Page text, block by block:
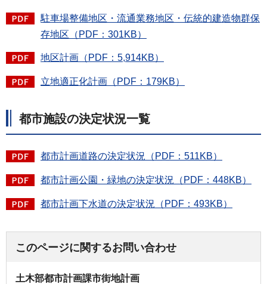
駐車場整備地区・流通業務地区・伝統的建造物群保
存地区（PDF：301KB）
地区計画（PDF：5,914KB）
立地適正化計画（PDF：179KB）
都市施設の決定状況一覧
都市計画道路の決定状況（PDF：511KB）
都市計画公園・緑地の決定状況（PDF：448KB）
都市計画下水道の決定状況（PDF：493KB）
このページに関するお問い合わせ
土木部都市計画課市街地計画